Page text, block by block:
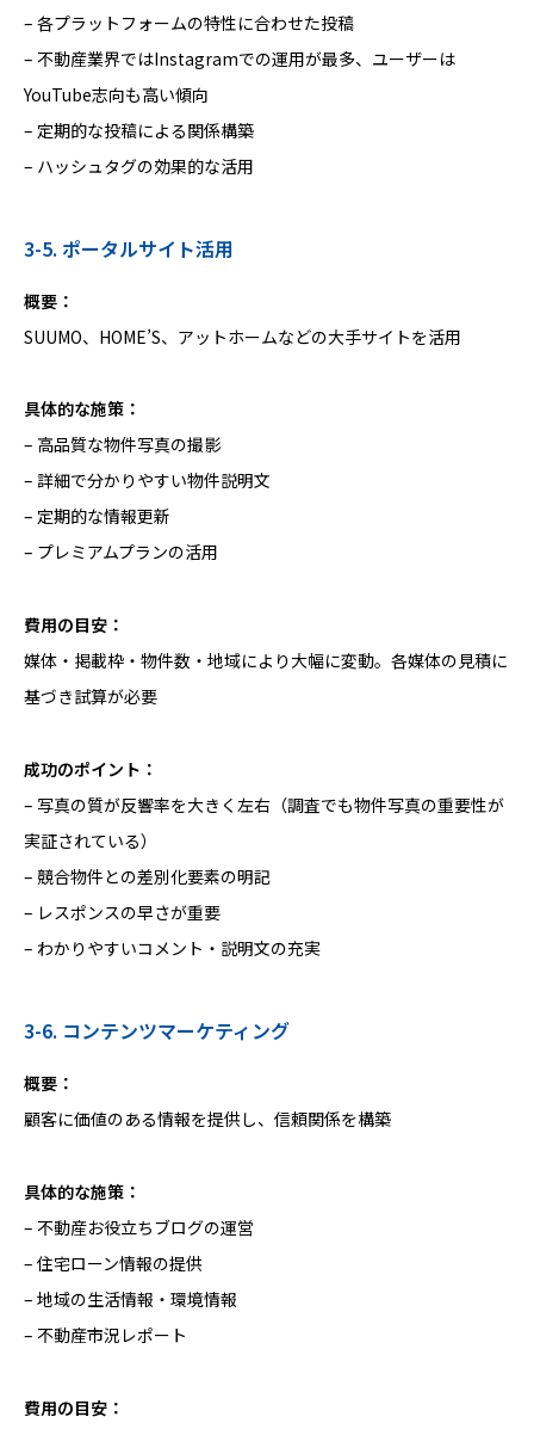
– 各プラットフォームの特性に合わせた投稿
– 不動産業界ではInstagramでの運用が最多、ユーザーは
YouTube志向も高い傾向
– 定期的な投稿による関係構築
– ハッシュタグの効果的な活用
3-5. ポータルサイト活用
概要：
SUUMO、HOME’S、アットホームなどの大手サイトを活用
具体的な施策：
– 高品質な物件写真の撮影
– 詳細で分かりやすい物件説明文
– 定期的な情報更新
– プレミアムプランの活用
費用の目安：
媒体・掲載枠・物件数・地域により大幅に変動。各媒体の見積に
基づき試算が必要
成功のポイント：
– 写真の質が反響率を大きく左右（調査でも物件写真の重要性が
実証されている）
– 競合物件との差別化要素の明記
– レスポンスの早さが重要
– わかりやすいコメント・説明文の充実
3-6. コンテンツマーケティング
概要：
顧客に価値のある情報を提供し、信頼関係を構築
具体的な施策：
– 不動産お役立ちブログの運営
– 住宅ローン情報の提供
– 地域の生活情報・環境情報
– 不動産市況レポート
費用の目安：